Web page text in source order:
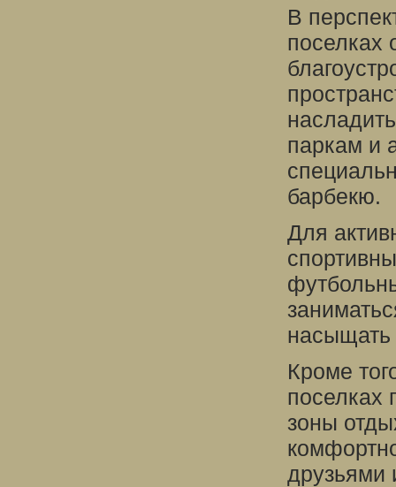
В
поселках
паркам и
барбекю.
Для
насыщать
Кроме
поселках
зоны
друзьями